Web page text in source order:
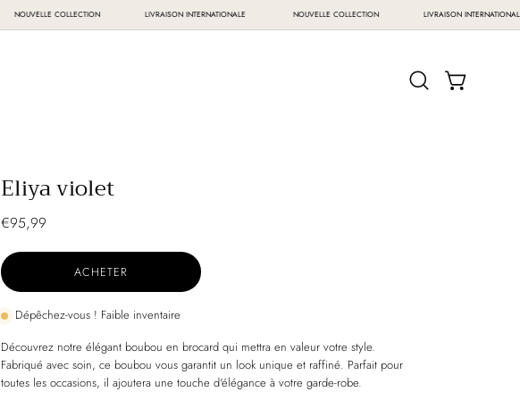
NOUVELLE COLLECTION LIVRAISON INTERNATIONALE NOUVELLE COLLECTION LIVRAISON
OuvrirOUVRIR LE
Eliya violet
€95,99
ACHETER
Dépêchez-vous ! Faible inventaire
Découvrez notre élégant boubou en brocard qui mettra en valeur votre style.
Fabriqué avec soin, ce boubou vous garantit un look unique et raffiné. Parfait pour
toutes les occasions, il ajoutera une touche d'élégance à votre garde-robe.